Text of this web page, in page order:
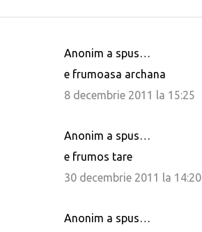
Anonim a spus…
e frumoasa archana
8 decembrie 2011 la 15:25
Anonim a spus…
e frumos tare
30 decembrie 2011 la 14:20
Anonim a spus…